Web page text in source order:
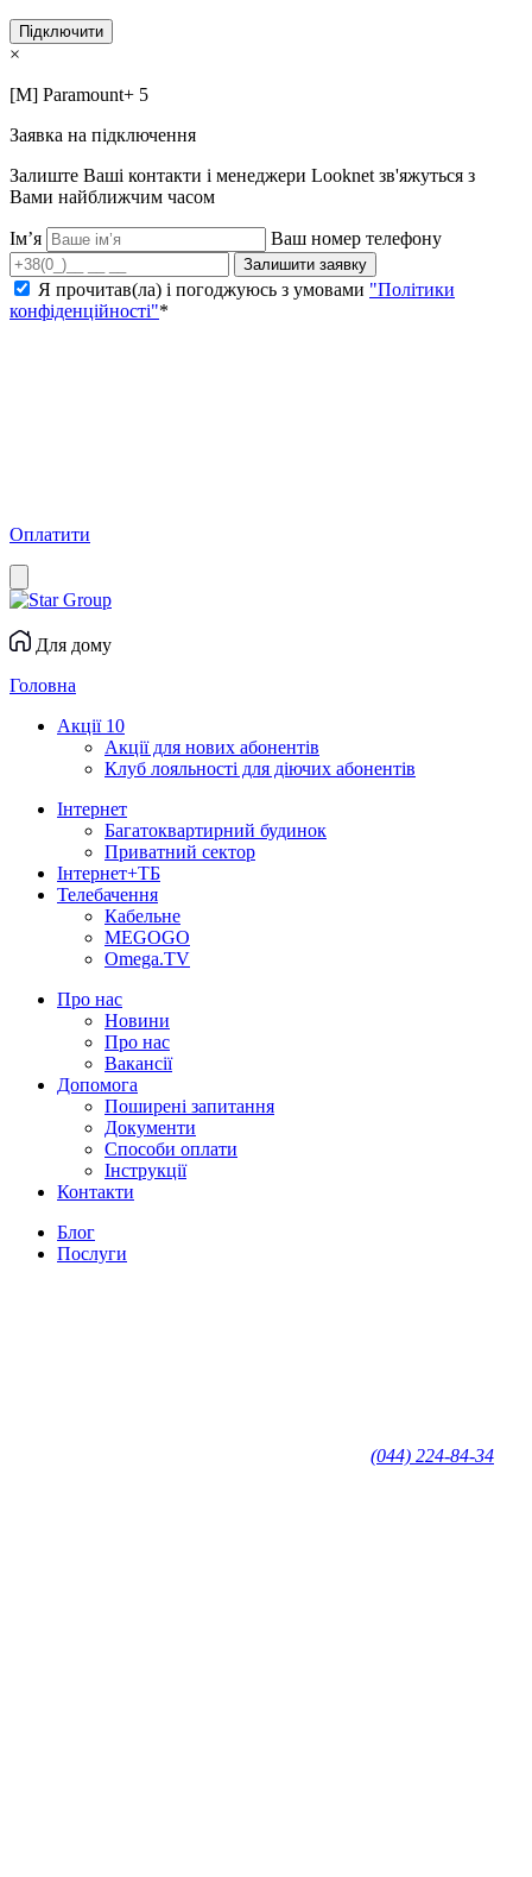
Підключити
×
[М] Paramount+ 5
Заявка на підключення
Залиште Ваші контакти і менеджери Looknet зв'яжуться з
Вами найближчим часом
Ім’я Ваш номер телефону
Залишити заявку
Я прочитав(ла) і погоджуюсь з умовами "Політики
конфіденційності"*
Оплатити
Для дому
Головна
Акції 10
Акції для нових абонентів
Клуб лояльності для діючих абонентів
Інтернет
Багатоквартирний будинок
Приватний сектор
Інтернет+ТБ
Телебачення
Кабельне
MEGOGO
Omega.TV
Про нас
Новини
Про нас
Вакансії
Допомога
Поширені запитання
Документи
Способи оплати
Інструкції
Контакти
Блог
Послуги
(044) 224-84-34